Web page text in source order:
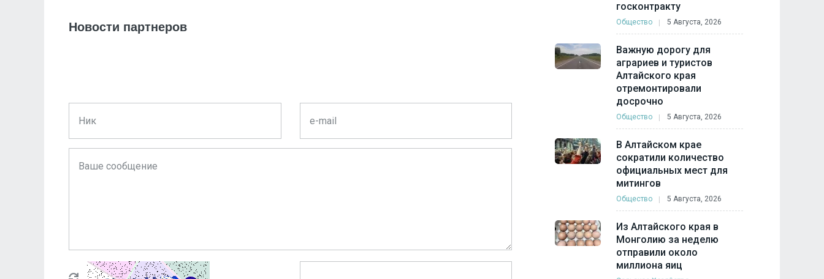
Новости партнеров
госконтракту
Общество 5 Августа, 2026
Важную дорогу для
аграриев и туристов
Алтайского края
отремонтировали
досрочно
Общество 5 Августа, 2026
В Алтайском крае
сократили количество
официальных мест для
митингов
Общество 5 Августа, 2026
Из Алтайского края в
Монголию за неделю
отправили около
миллиона яиц